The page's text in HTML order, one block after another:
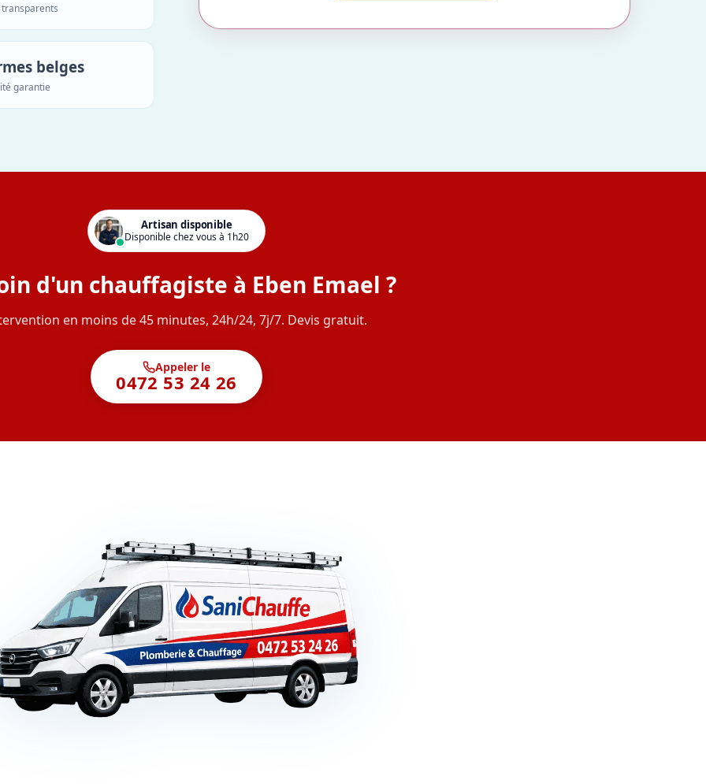
belges
garantie
Artisan disponible
Disponible chez vous à 1h20
d'un chauffagiste à Eben Emael ?
en moins de 45 minutes, 24h/24, 7j/7. Devis gratuit.
Appeler le
0472 53 24 26